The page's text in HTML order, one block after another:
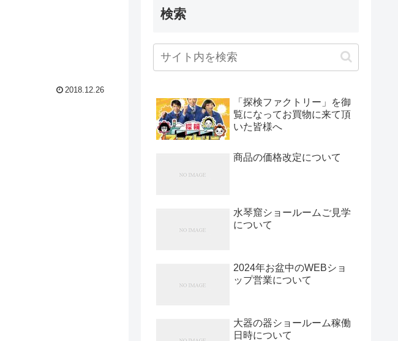
2018.12.26
検索
「探検ファクトリー」を御
覧になってお買物に来て頂
いた皆様へ
商品の価格改定について
水琴窟ショールームご見学
について
2024年お盆中のWEBショ
ップ営業について
大器の器ショールーム稼働
日時について